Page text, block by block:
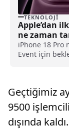
TEKNOLOJI
Apple’dan
ne zaman
iPhone 18 Pro
Event için
Geçtiğimiz
9500
dışında